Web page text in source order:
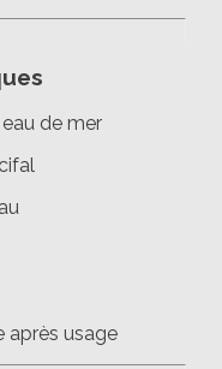
de mer
après usage